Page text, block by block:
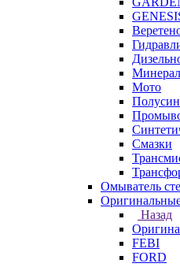
Мото
Смазки
Омыватель
Назад
FEBI
FORD